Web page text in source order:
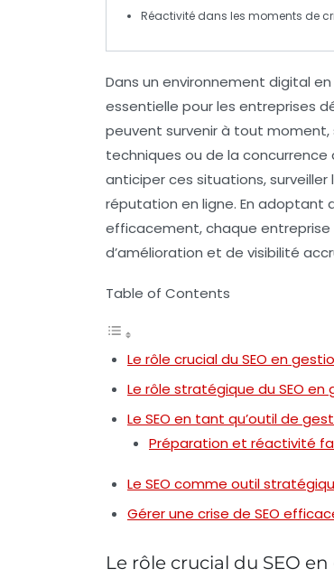
Réactivité dans les moments de
Dans un environnement digital
essentielle pour les entreprises
peuvent survenir à tout
techniques ou de la
anticiper ces situations, surveiller
réputation en ligne. En adoptant
efficacement, chaque
d’amélioration et de visibilité
Table of Contents
Le rôle crucial du SEO en
Le rôle stratégique du SEO en
Le SEO en tant qu’outil de
Préparation et réactivité
Le SEO comme outil
Gérer une crise de SEO
Le rôle crucial du SEO